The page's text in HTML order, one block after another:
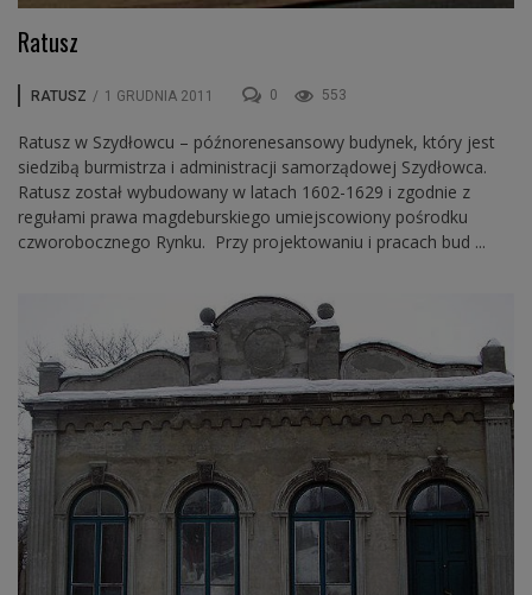
Ratusz
RATUSZ / 1 GRUDNIA 2011 0 553
Ratusz w Szydłowcu – późnorenesansowy budynek, który jest
siedzibą burmistrza i administracji samorządowej Szydłowca.
Ratusz został wybudowany w latach 1602-1629 i zgodnie z
regułami prawa magdeburskiego umiejscowiony pośrodku
czworobocznego Rynku. Przy projektowaniu i pracach bud ...